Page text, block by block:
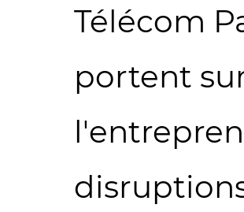
Télécom
portent